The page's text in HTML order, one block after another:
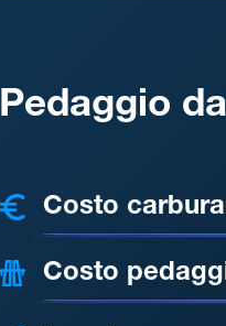
Pedaggio
Costo
Costo